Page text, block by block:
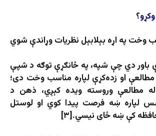
وخت په اړه بېلابېل نظریات وړاندې شوي
باور دي چې شپه، په ځانګړې توګه د شپې
او زده‌کړې لپاره مناسب وخت دی؛
مطالعې وروسته ویده کېږي، ذهن د
لپاره ښه فرصت پیدا کوي او لوستل
کې ښه ځای نیسي.[۳]